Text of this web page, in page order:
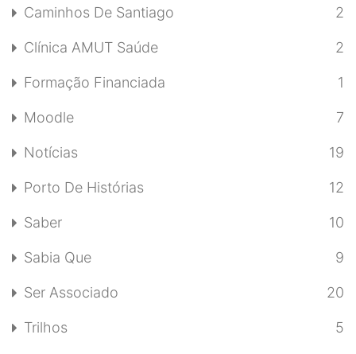
Caminhos De Santiago 2
Clínica AMUT Saúde 2
Formação Financiada 1
Moodle 7
Notícias 19
Porto De Histórias 12
Saber 10
Sabia Que 9
Ser Associado 20
Trilhos 5